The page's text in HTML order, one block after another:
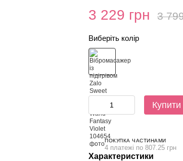
3 229 грн 3
Виберіть колір
Купити
ПОКУПКА ЧАСТИНАМИ
4 платежі по 807.25 грн
Характеристики